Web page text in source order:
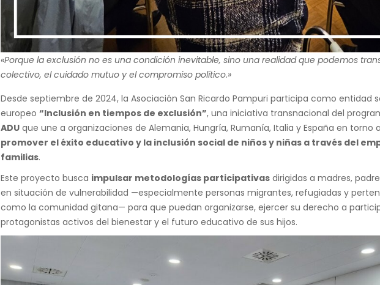
«Porque la exclusión no es una condición inevitable, sino una realidad que podemos
colectivo, el cuidado mutuo y el compromiso político.»
Desde septiembre de 2024, la Asociación San Ricardo Pampuri participa como entidad
europeo“Inclusión en tiempos de exclusión”, una iniciativa transnacional del
ADUque une a organizaciones de Alemania, Hungría, Rumanía, Italia y España en torno
promover el éxito educativo y la inclusión social de niños y niñas a través del
familias.
Este proyecto buscaimpulsar metodologías participativasdirigidas a madres,
en situación de vulnerabilidad —especialmente personas migrantes, refugiadas y
como la comunidad gitana— para que puedan organizarse, ejercer su derecho a
protagonistas activos del bienestar y el futuro educativo de sus hijos.